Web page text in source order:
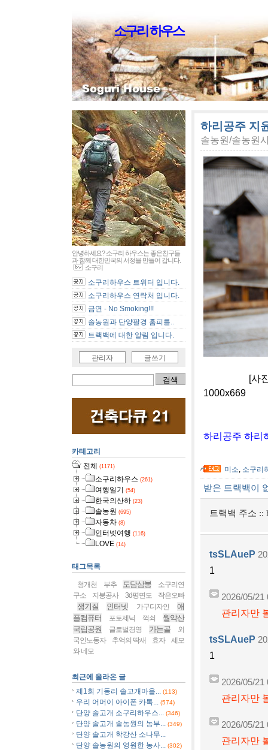
소구리 하우스
하리공주 지
솔농원/솔농원
[사진]소구
1000x669
하리공주 하리
미소, 소구리
받은 트랙백이
트랙백 주소 ::
tsSLAueP
1
2026/05/21
관리자만
tsSLAueP
1
2026/05/21
관리자만
2026/05/21
관리자만
안녕하세요? 소구리 하우스는 좋은친구들
과 함께 대한민국의 서정을 만들어 갑니다.
소구리
소구리하우스 트위터 입니다.
소구리하우스 연락처 입니다.
금연 - No Smoking!!!
솔농원과 단양팔경 홈피를..
트랙백에 대한 알림 입니다.
관리자 글쓰기
카테고리
전체 (1171)
소구리하우스 (261)
여행일기 (54)
한국의산하 (23)
솔농원 (695)
자동차 (8)
인터넷여행 (116)
LOVE (14)
태그목록
청개천 부추 도담삼봉
소구리연
구소
지붕공사 3d평면도 작은오빠
쟁기질 인터넷 가구디자인
애
플컴퓨터
포토제닉 꺽쇠
월악산
국립공원
글로벌경영 가는골
외
국인노동자
추억의 딱새 효자
세모
와 네모
최근에 올라온 글
제1회 기동리 솔고개마을...
(113)
우리 어머이 아이폰 카톡... (574)
단양 솔고개 소구리하우스... (346)
단양 솔고개 솔농원의 농부... (349)
단양 솔고개 학강산 소나무...
단양 솔농원의 영원한 농사...
(302)